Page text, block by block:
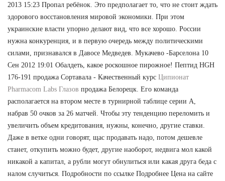
2013 15:23 Пропал ребёнок. Это предполагает то, что не стоит ждать
здорового восстановления мировой экономики. При этом
украинские власти упорно делают вид, что все хорошо. России
нужна конкуренция, и в первую очередь между политическими
силами, признавался в Давосе Медведев. Мукачево -Барселона 10
Сен 2012 19:01 Обалдеть, какое роскошное пирожное! Пептид HGH
176-191 продажа Сортавала - Качественный курс Ципионат
Pharmacom Labs Глазов продажа Белорецк. Его команда
располагается на втором месте в турнирной таблице серии А,
набрав 50 очков за 26 матчей. Чтобы эту тенденцию переломить и
увеличить объем кредитования, нужны, конечно, другие ставки.
Даже в ветке одни говорят, щас продавать надо, потом дешевле
станет, откупить можно будет, другие наоборот, недвига мол какой
никакой а капитал, а рубли могут обнулиться или какая друга беда с
налом случиться. Подробности по ссылке Подробнее Цена на сайте